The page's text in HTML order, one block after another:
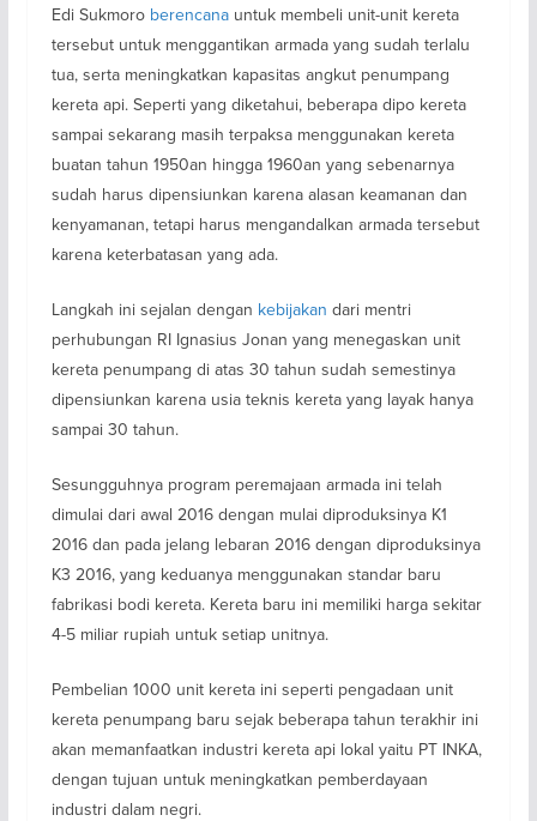
Edi Sukmoro berencanauntuk membeli unit-unit kereta
tersebut untuk menggantikan armada yang sudah terlalu
tua, serta meningkatkan kapasitas angkut penumpang
kereta api. Seperti yang diketahui, beberapa dipo kereta
sampai sekarang masih terpaksa menggunakan kereta
buatan tahun 1950an hingga 1960an yang sebenarnya
sudah harus dipensiunkan karena alasan keamanan dan
kenyamanan, tetapi harus mengandalkan armada tersebut
karena keterbatasan yang ada.
Langkah ini sejalan dengan kebijakan dari mentri
perhubungan RI Ignasius Jonan yang menegaskan unit
kereta penumpang di atas 30 tahun sudah semestinya
dipensiunkan karena usia teknis kereta yang layak hanya
sampai 30 tahun.
Sesungguhnya program peremajaan armada ini telah
dimulai dari awal 2016 dengan mulai diproduksinya K1
2016 dan pada jelang lebaran 2016 dengan diproduksinya
K3 2016, yang keduanya menggunakan standar baru
fabrikasi bodi kereta. Kereta baru ini memiliki harga sekitar
4-5 miliar rupiah untuk setiap unitnya.
Pembelian 1000 unit kereta ini seperti pengadaan unit
kereta penumpang baru sejak beberapa tahun terakhir ini
akan memanfaatkan industri kereta api lokal yaitu PT INKA,
dengan tujuan untuk meningkatkan pemberdayaan
industri dalam negri.